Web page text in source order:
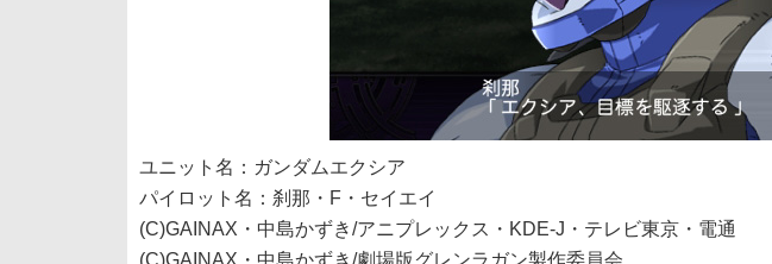
ユニット名：ガンダムエクシア
パイロット名：刹那・F・セイエイ
(C)GAINAX・中島かずき/アニプレックス・KDE-J・テレビ東京・電通
(C)GAINAX・中島かずき/劇場版グレンラガン製作委員会